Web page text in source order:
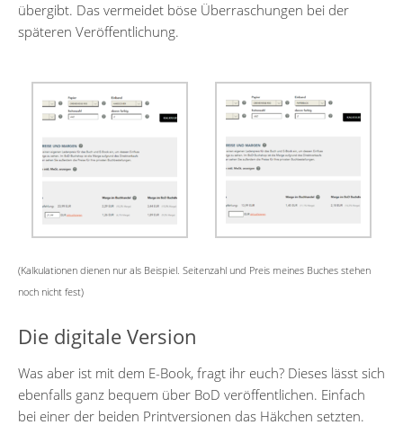
übergibt. Das vermeidet böse Überraschungen bei der
späteren Veröffentlichung.
(Kalkulationen dienen nur als Beispiel. Seitenzahl und Preis meines Buches stehen
noch nicht fest)
Die digitale Version
Was aber ist mit dem E-Book, fragt ihr euch? Dieses lässt sich
ebenfalls ganz bequem über BoD veröffentlichen. Einfach
bei einer der beiden Printversionen das Häkchen setzten.